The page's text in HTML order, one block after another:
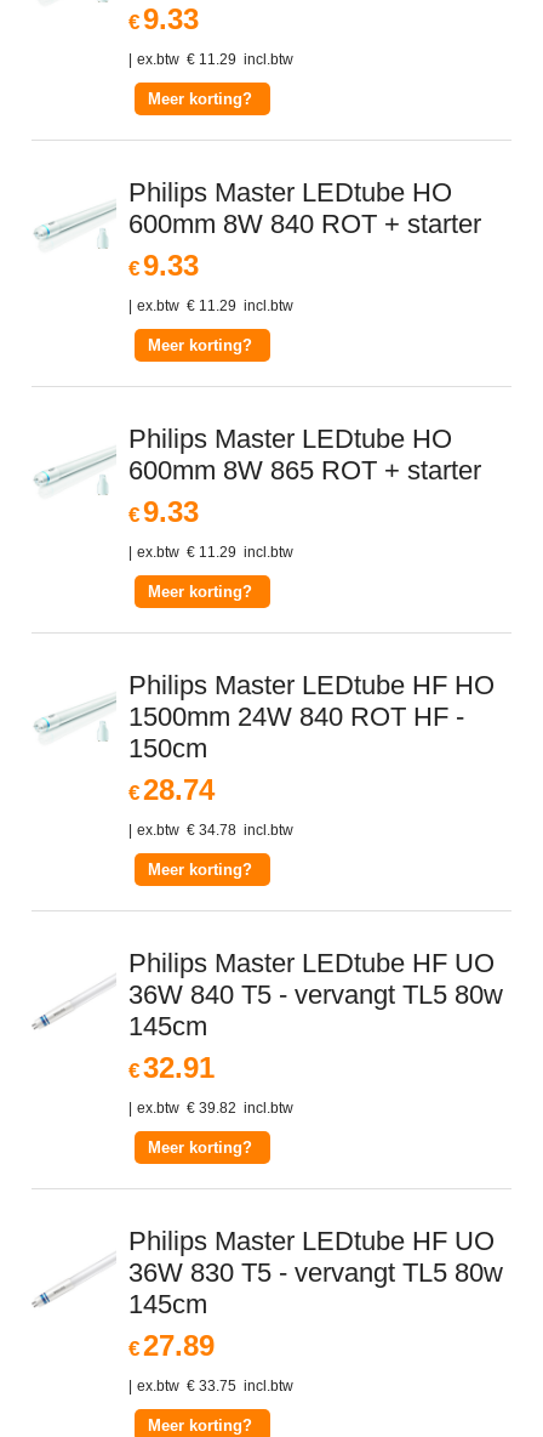
€9.33
ex.btw € 11.29 incl.btw
Meer korting?
Philips Master LEDtube HO
600mm 8W 840 ROT + starter
€9.33
ex.btw € 11.29 incl.btw
Meer korting?
Philips Master LEDtube HO
600mm 8W 865 ROT + starter
€9.33
ex.btw € 11.29 incl.btw
Meer korting?
Philips Master LEDtube HF HO
1500mm 24W 840 ROT HF -
150cm
€28.74
ex.btw € 34.78 incl.btw
Meer korting?
Philips Master LEDtube HF UO
36W 840 T5 - vervangt TL5 80w
145cm
€32.91
ex.btw € 39.82 incl.btw
Meer korting?
Philips Master LEDtube HF UO
36W 830 T5 - vervangt TL5 80w
145cm
€27.89
ex.btw € 33.75 incl.btw
Meer korting?